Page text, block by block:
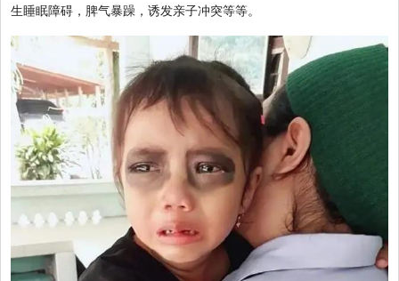
生睡眠障碍，脾气暴躁，诱发亲子冲突等等。